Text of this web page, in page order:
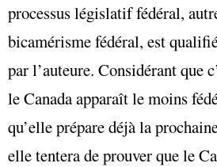
processus législatif fédéral,
bicamérisme fédéral, est
par l’auteure. Considérant que
le Canada apparaît le moins
qu’elle prépare déjà la
elle tentera de prouver que le